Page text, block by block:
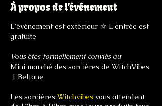
À propos de l'événement
L'événement est extérieur ⛥ L'entrée est
gratuite
Vous êtes formellement conviés au
Mini marché des sorcières de WitchVibes
| Beltane
Les sorcières Witchvibes vous attendent